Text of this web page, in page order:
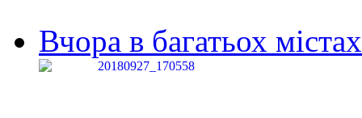
Вчора в багатьох